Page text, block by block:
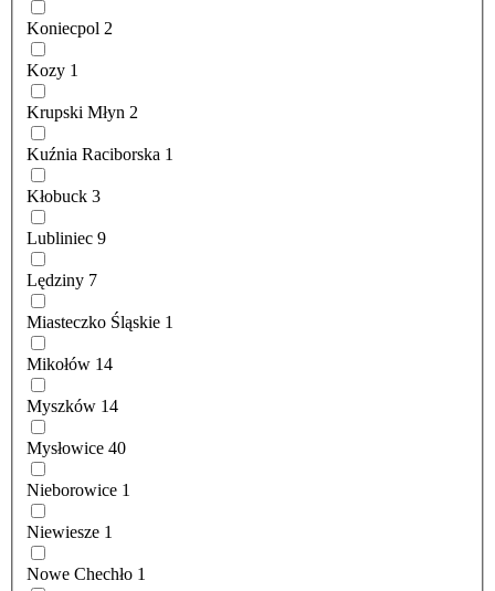
Koniecpol 2
Kozy 1
Krupski Młyn 2
Kuźnia Raciborska 1
Kłobuck 3
Lubliniec 9
Lędziny 7
Miasteczko Śląskie 1
Mikołów 14
Myszków 14
Mysłowice 40
Nieborowice 1
Niewiesze 1
Nowe Chechło 1